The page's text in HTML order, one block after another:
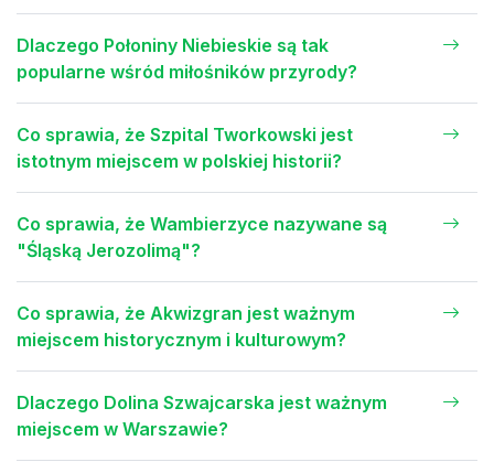
Dlaczego Połoniny Niebieskie są tak
popularne wśród miłośników przyrody?
Co sprawia, że Szpital Tworkowski jest
istotnym miejscem w polskiej historii?
Co sprawia, że Wambierzyce nazywane są
"Śląską Jerozolimą"?
Co sprawia, że Akwizgran jest ważnym
miejscem historycznym i kulturowym?
Dlaczego Dolina Szwajcarska jest ważnym
miejscem w Warszawie?